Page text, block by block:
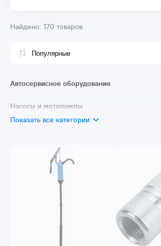
Найдено: 170 товаров
Автосервисное оборудование
Автотовары
Насосы и мотопомпы
Аксессуары и принадлежности для насосов
Показать все категории